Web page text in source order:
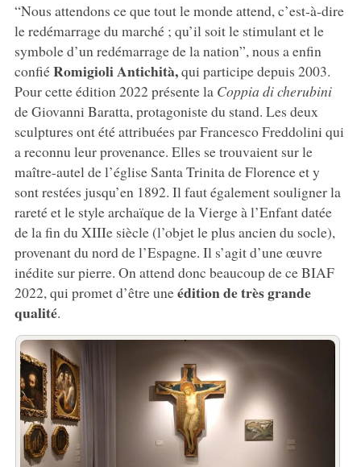
“Nous attendons ce que tout le monde attend, c’est-à-dire
le redémarrage du marché ; qu’il soit le stimulant et le
symbole d’un redémarrage de la nation”, nous a enfin
confiéRomigioli Antichità,qui participe depuis 2003.
Pour cette édition 2022 présente la Coppia di cherubini
de Giovanni Baratta, protagoniste du stand. Les deux
sculptures ont été attribuées par Francesco Freddolini qui
a reconnu leur provenance. Elles se trouvaient sur le
maître-autel de l’église Santa Trinita de Florence et y
sont restées jusqu’en 1892. Il faut également souligner la
rareté et le style archaïque de la Vierge à l’Enfant datée
de la fin du XIIIe siècle (l’objet le plus ancien du socle),
provenant du nord de l’Espagne. Il s’agit d’une œuvre
inédite sur pierre. On attend donc beaucoup de ce BIAF
2022, qui promet d’être uneédition de très grande
qualité.